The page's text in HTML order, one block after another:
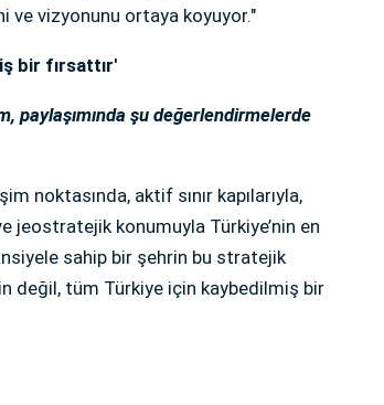
ve vizyonunu ortaya koyuyor."
bir fırsattır'
paylaşımında şu değerlendirmelerde
noktasında, aktif sınır kapılarıyla,
jeostratejik konumuyla Türkiye’nin en
sahip bir şehrin bu stratejik
değil, tüm Türkiye için kaybedilmiş bir